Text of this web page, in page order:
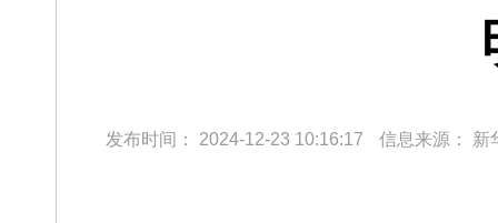
发布时间： 2024-12-23 10:16:17 信息来源： 新